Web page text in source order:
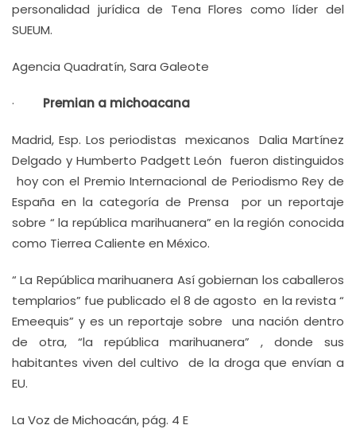
personalidad jurídica de Tena Flores como líder del
SUEUM.
Agencia Quadratín, Sara Galeote
· Premian a michoacana
Madrid, Esp. Los periodistas mexicanos Dalia Martínez
Delgado y Humberto Padgett León fueron distinguidos
hoy con el Premio Internacional de Periodismo Rey de
España en la categoría de Prensa por un reportaje
sobre “ la república marihuanera” en la región conocida
como Tierrea Caliente en México.
“ La República marihuanera Así gobiernan los caballeros
templarios” fue publicado el 8 de agosto en la revista “
Emeequis” y es un reportaje sobre una nación dentro
de otra, “la república marihuanera” , donde sus
habitantes viven del cultivo de la droga que envían a
EU.
La Voz de Michoacán, pág. 4 E